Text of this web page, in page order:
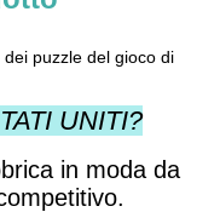
puzzle del gioco di
UNITI?
in moda da